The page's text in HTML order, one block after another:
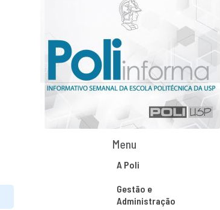
Menu
A Poli
Gestão e
Administração